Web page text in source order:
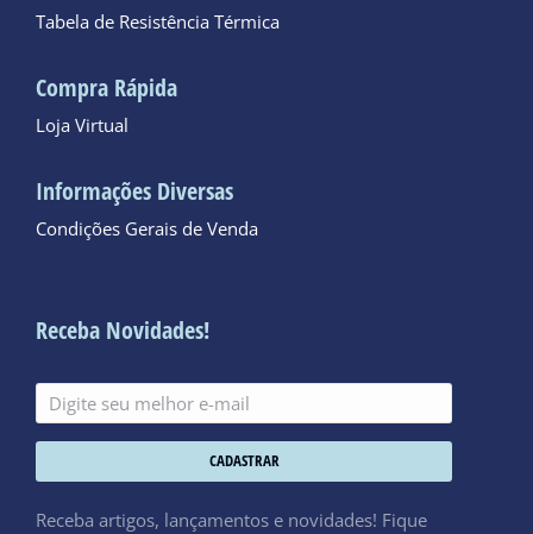
Tabela de Resistência Térmica
Compra Rápida
Loja Virtual
Informações Diversas
Condições Gerais de Venda
Receba Novidades!
CADASTRAR
Receba artigos, lançamentos e novidades! Fique